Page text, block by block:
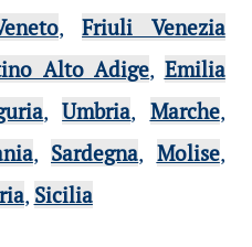
,Friuli Venezia
Alto Adige, Emilia
,Umbria, Marche,
, Sardegna, Molise,
, Sicilia